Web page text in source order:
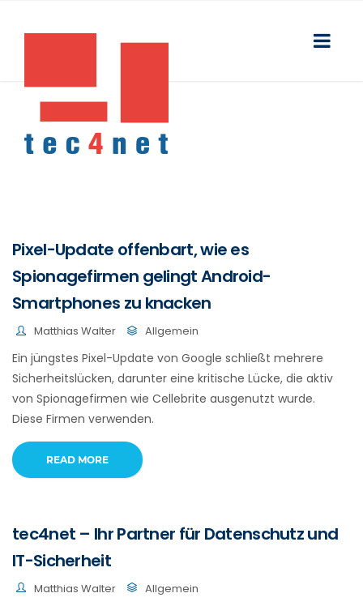
Pixel-Update offenbart, wie es
Spionagefirmen gelingt Android-
Smartphones zu knacken
Matthias Walter Allgemein
Ein jüngstes Pixel-Update von Google schließt mehrere
Sicherheitslücken, darunter eine kritische Lücke, die aktiv
von Spionagefirmen wie Cellebrite ausgenutzt wurde.
Diese Firmen verwenden.
READ MORE
tec4net – Ihr Partner für Datenschutz und
IT-Sicherheit
Matthias Walter Allgemein